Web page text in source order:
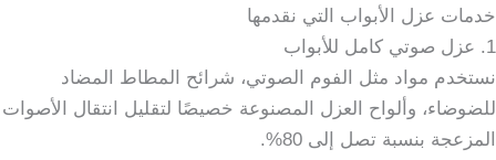
خدمات عزل الأبواب التي نقدمها
1. عزل صوتي كامل للأبواب
نستخدم مواد مثل الفوم الصوتي، شرائح المطاط المضاد
للضوضاء، وألواح العزل المصنوعة خصيصًا لتقليل انتقال الأصوات
المزعجة بنسبة تصل إلى 80%.